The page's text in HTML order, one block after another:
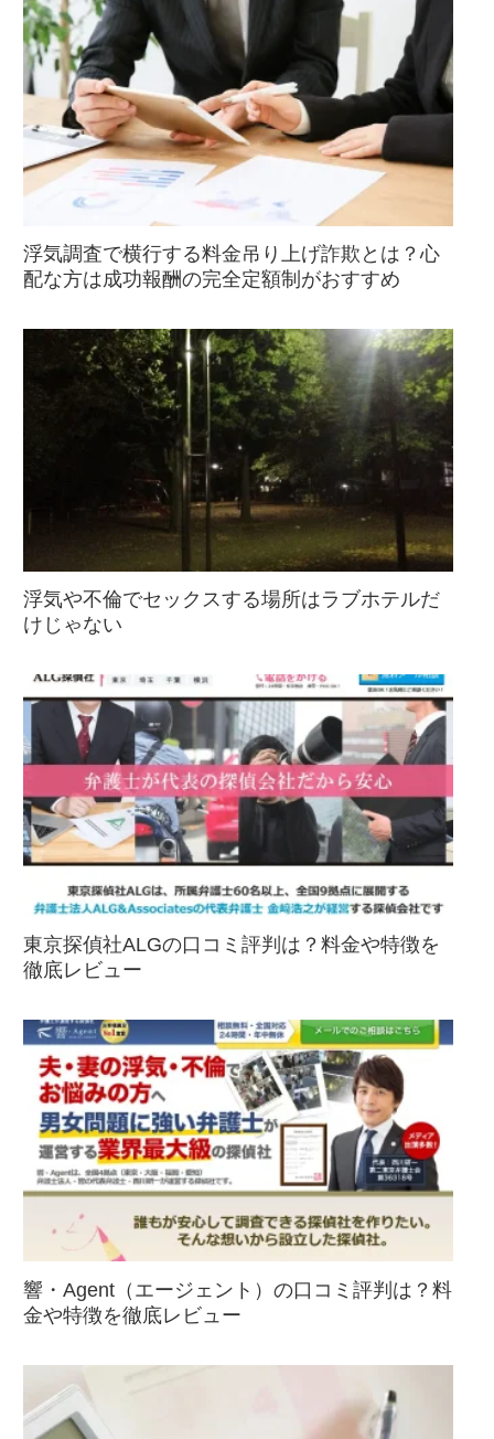
浮気調査で横行する料金吊り上げ詐欺とは？心
配な方は成功報酬の完全定額制がおすすめ
浮気や不倫でセックスする場所はラブホテルだ
けじゃない
東京探偵社ALGの口コミ評判は？料金や特徴を
徹底レビュー
響・Agent（エージェント）の口コミ評判は？料
金や特徴を徹底レビュー